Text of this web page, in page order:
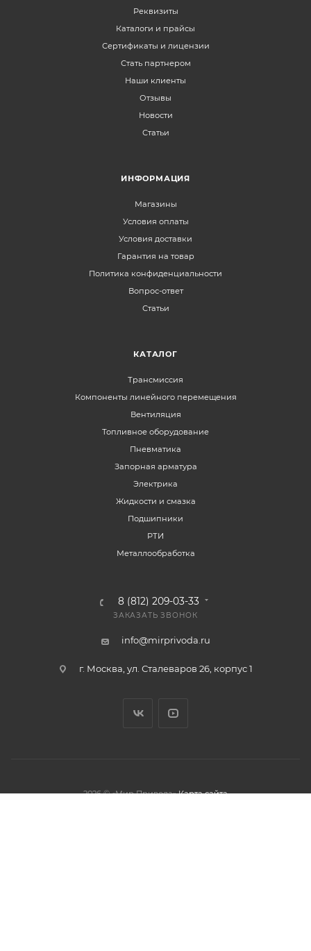
Реквизиты
Каталоги и прайсы
Сертификаты и лицензии
Стать партнером
Наши клиенты
Отзывы
Новости
Статьи
ИНФОРМАЦИЯ
Магазины
Условия оплаты
Условия доставки
Гарантия на товар
Политика конфиденциальности
Вопрос-ответ
Статьи
КАТАЛОГ
Трансмиссия
Компоненты линейного перемещения
Вентиляция
Топливное оборудование
Пневматика
Запорная арматура
Электрика
Жидкости и смазка
Подшипники
РТИ
Металлообработка
8 (812) 209-03-33
ЗАКАЗАТЬ ЗВОНОК
info@mirprivoda.ru
г. Москва, ул. Сталеваров 26, корпус 1
2026 © «Мир Привода» Карта сайта